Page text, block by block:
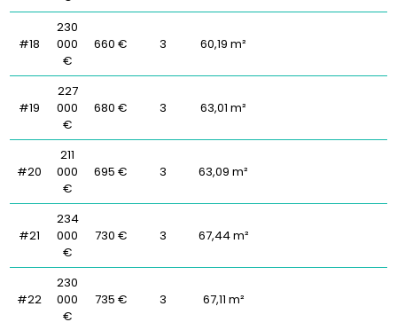
#18
230
000
€
660 € 3 60,19 m²
#19
227
000
€
680 € 3 63,01 m²
#20
211
000
€
695 € 3 63,09 m²
#21
234
000
€
730 € 3 67,44 m²
#22
230
000
€
735 € 3 67,11 m²